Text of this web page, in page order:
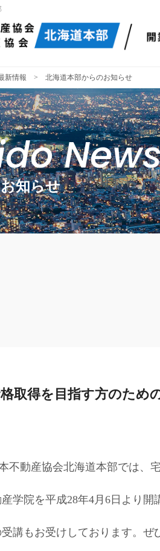
新情報 > 北海道本部からのお知らせ
知らせ
取得を目指す方のため
不動産協会北海道本部では、
学院を平成28年4月6日より開
講もお受けしております。ぜ